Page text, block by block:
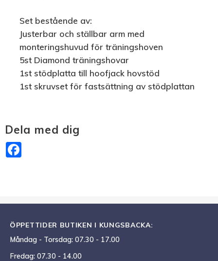
Set bestående av:
Justerbar och ställbar arm med
monteringshuvud för träningshoven
5st Diamond träningshovar
1st stödplatta till hoofjack hovstöd
1st skruvset för fastsättning av stödplattan
Dela med dig
ÖPPETTIDER BUTIKEN I KUNGSBACKA:
Måndag - Torsdag: 07.30 - 17.00
Fredag: 07.30 - 14.00